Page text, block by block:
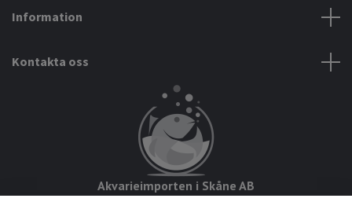
Information
Kontakta oss
Akvarieimporten i Skåne AB